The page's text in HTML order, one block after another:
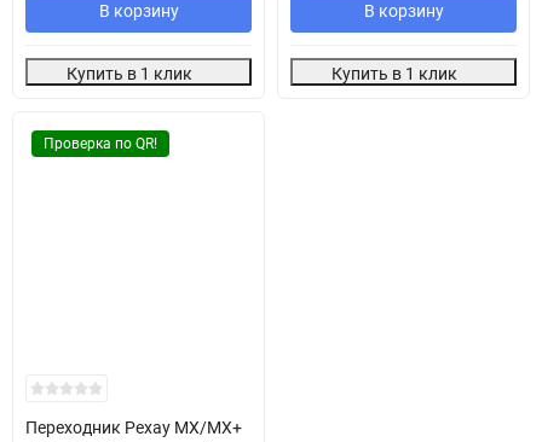
В корзину
Купить в 1 клик
В корзину
Купить в 1 клик
Проверка по QR!
Переходник Рехау MX/MX+